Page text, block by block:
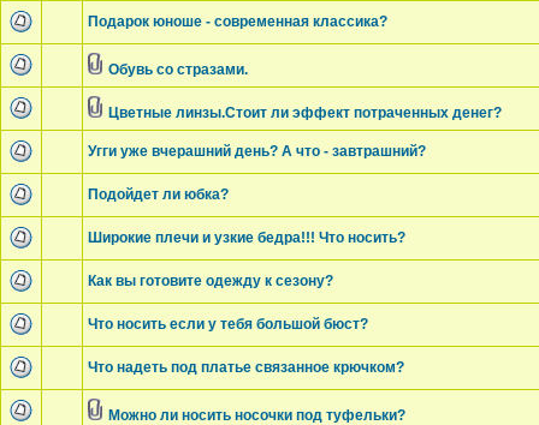
Подарок юноше - современная классика?
Обувь со стразами.
Цветные линзы.Стоит ли эффект потраченных денег?
Угги уже вчерашний день? А что - завтрашний?
Подойдет ли юбка?
Широкие плечи и узкие бедра!!! Что носить?
Как вы готовите одежду к сезону?
Что носить если у тебя большой бюст?
Что надеть под платье связанное крючком?
Можно ли носить носочки под туфельки?